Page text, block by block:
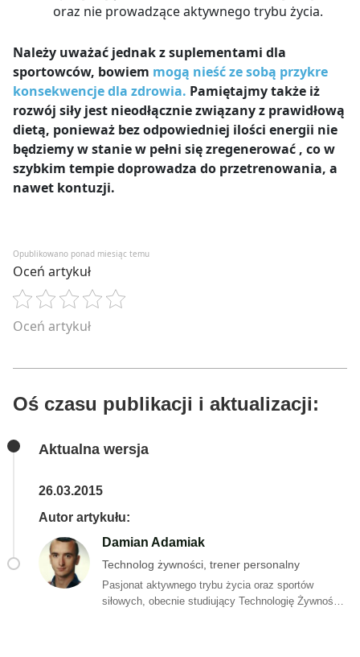
oraz nie prowadzące aktywnego trybu życia.
Należy uważać jednak z suplementami dla
sportowców, bowiem mogą nieść ze sobą przykre
konsekwencje dla zdrowia. Pamiętajmy także iż
rozwój siły jest nieodłącznie związany z prawidłową
dietą, ponieważ bez odpowiedniej ilości energii nie
będziemy w stanie w pełni się zregenerować , co w
szybkim tempie doprowadza do przetrenowania, a
nawet kontuzji.
Opublikowano ponad miesiąc temu
Oceń artykuł
Oceń artykuł
Oś czasu publikacji i aktualizacji:
Aktualna wersja
26.03.2015
Autor artykułu:
Damian Adamiak
Technolog żywności, trener personalny
Pasjonat aktywnego trybu życia oraz sportów
siłowych, obecnie studiujący Technologię Żywności